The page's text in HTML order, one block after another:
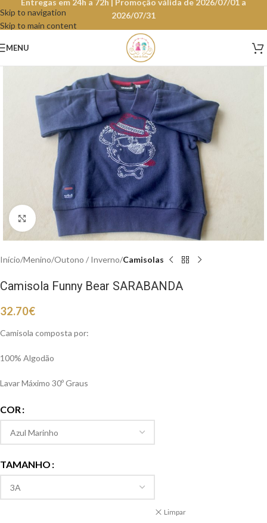
Skip to navigation
Skip to main content
Entregas em 24h a 72h | Promoção válida de 2026/07/01 a
2026/07/31
MENU
Clique para aumentar
Início Menino Outono / Inverno Camisolas
Camisola Funny Bear SARABANDA
32.70€
Camisola composta por:
100% Algodão
Lavar Máximo 30º Graus
COR
TAMANHO
Limpar